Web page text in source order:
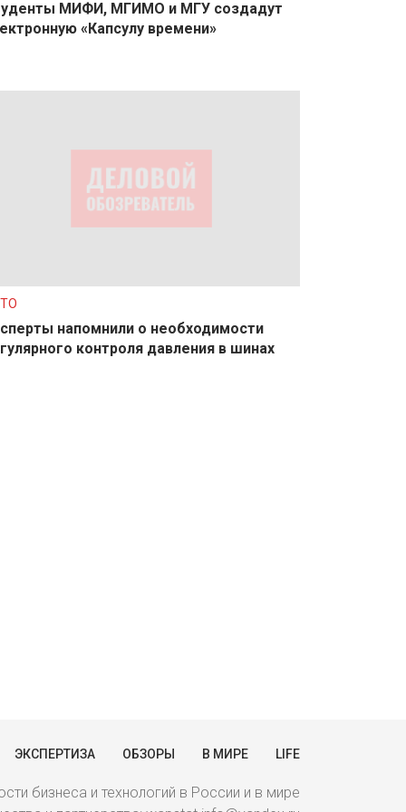
МИФИ, МГИМО и МГУ создадут
«Капсулу времени»
напомнили о необходимости
контроля давления в шинах
ЭКСПЕРТИЗА ОБЗОРЫ В МИРЕ LIFE
бизнеса и технологий в России и в мире